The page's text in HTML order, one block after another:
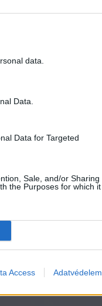
data.
Data.
Data for Targeted
Sale, and/or Sharing
the Purposes for which it
Access Adatvédelem
legfrissebb hírek az e-
és a